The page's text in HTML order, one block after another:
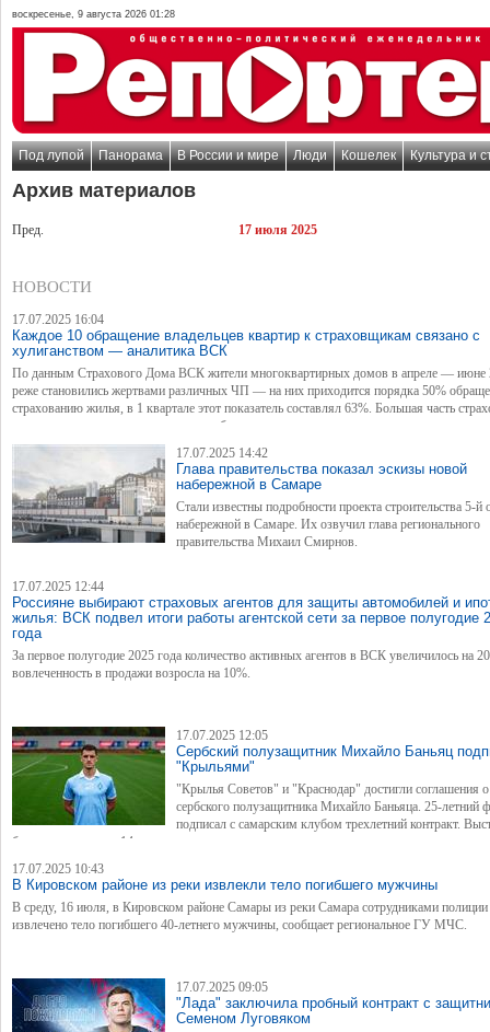
воскресенье, 9 августа 2026 01:28
Под лупой Панорама В России и мире Люди Кошелек Культура и
Архив материалов
Пред. 17 июля 2025
НОВОСТИ
17.07.2025 16:04
Каждое 10 обращение владельцев квартир к страховщикам связано с
хулиганством — аналитика ВСК
По данным Страхового Дома ВСК жители многоквартирных домов в апреле — июне
реже становились жертвами различных ЧП — на них приходится порядка 50%
страхованию жилья, в 1 квартале этот показатель составлял 63%. Большая часть
случаев — это аварии систем водоснабжения.
17.07.2025 14:42
Глава правительства показал эскизы новой
набережной в Самаре
Стали известны подробности проекта строительства 5-й
набережной в Самаре. Их озвучил глава регионального
правительства Михаил Смирнов.
17.07.2025 12:44
Россияне выбирают страховых агентов для защиты автомобилей и
жилья: ВСК подвел итоги работы агентской сети за первое полугодие
года
За первое полугодие 2025 года количество активных агентов в ВСК увеличилось на
вовлеченность в продажи возросла на 10%.
17.07.2025 12:05
Сербский полузащитник Михайло Баньяц
"Крыльями"
"Крылья Советов" и "Краснодар" достигли соглашения о
сербского полузащитника Михайло Баньяца. 25-летний
подписал с самарским клубом трехлетний контракт.
будет под номером 14.
17.07.2025 10:43
В Кировском районе из реки извлекли тело погибшего мужчины
В среду, 16 июля, в Кировском районе Самары из реки Самара сотрудниками
извлечено тело погибшего 40-летнего мужчины, сообщает региональное ГУ МЧС.
17.07.2025 09:05
"Лада" заключила пробный контракт с
Семеном Луговяком